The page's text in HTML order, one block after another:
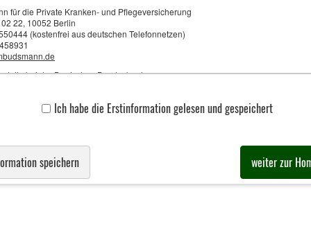
für die Private Kranken- und Pflegeversicherung
22, 10052 Berlin
(kostenfrei aus deutschen Telefonnetzen)
bei der Deutschen Bundesbank
90 90 99 01
bei der Versicherungsvermittlung:
Vermittlung bietet Klaus Axtmann eine Beratung gemäß den gesetzlichen
über Art und Quelle der Vergütung als
Ich habe die Erstinformation gelesen und gespeichert
speichern weiter zur